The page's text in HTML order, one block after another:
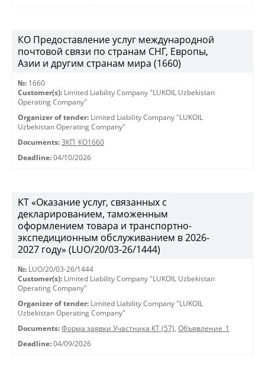
КО Предоставление услуг международной
почтовой связи по странам СНГ, Европы,
Азии и другим странам мира (1660)
№: 1660
Customer(s): Limited Liability Company "LUKOIL Uzbekistan
Operating Company"
Organizer of tender: Limited Liability Company "LUKOIL
Uzbekistan Operating Company"
Documents: ЗКП_КО1660
Deadline: 04/10/2026
KT «Оказание услуг, связанных с
декларированием, таможенным
оформлением товара и транспортно-
экспедиционным обслуживанием в 2026-
2027 году» (LUO/20/03-26/1444)
№: LUO/20/03-26/1444
Customer(s): Limited Liability Company "LUKOIL Uzbekistan
Operating Company"
Organizer of tender: Limited Liability Company "LUKOIL
Uzbekistan Operating Company"
Documents: Форма заявки Участника КТ (57), Объявление_1
Deadline: 04/09/2026